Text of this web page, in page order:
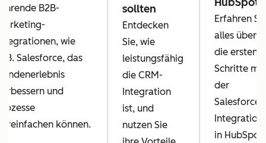
B2B-
wie
B. Salesforce, das
und
können.
sollten
Entdecken
Sie, wie
leistungsfähig
die CRM-
Integration
ist, und
nutzen Sie
HubSpot
Erfahren
alles über
die ersten
Schritte mit
der
Salesforce-
Integration
in HubSpot.